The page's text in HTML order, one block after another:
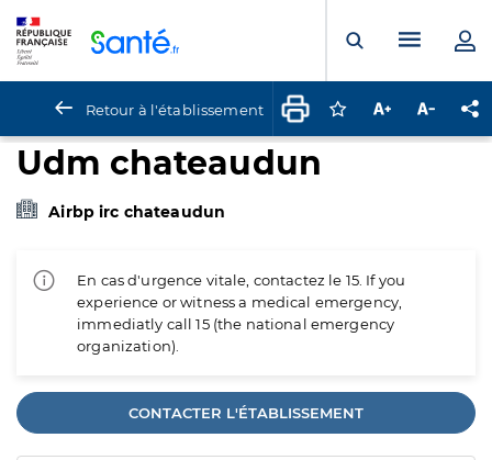
Ouvrir laMenu
Retour à l'établissement Connectez-vous
Augmenter la
Udm chateaudun
Airbp irc chateaudun
En cas d'urgence vitale, contactez le 15. If you
experience or witness a medical emergency,
immediatly call 15 (the national emergency
organization).
CONTACTER L'ÉTABLISSEMENT